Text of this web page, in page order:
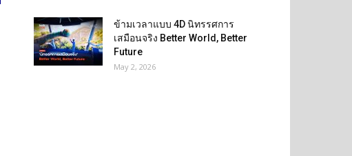
ข้ามเวลาแบบ 4D นิทรรศการ
เสมือนจริง Better World, Better
Future
May 2, 2026